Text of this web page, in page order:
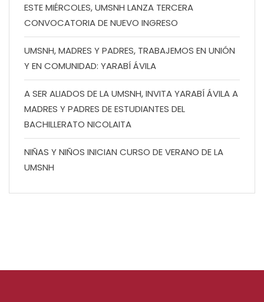
ESTE MIÉRCOLES, UMSNH LANZA TERCERA
CONVOCATORIA DE NUEVO INGRESO
UMSNH, MADRES Y PADRES, TRABAJEMOS EN UNIÓN
Y EN COMUNIDAD: YARABÍ ÁVILA
A SER ALIADOS DE LA UMSNH, INVITA YARABÍ ÁVILA A
MADRES Y PADRES DE ESTUDIANTES DEL
BACHILLERATO NICOLAITA
NIÑAS Y NIÑOS INICIAN CURSO DE VERANO DE LA
UMSNH